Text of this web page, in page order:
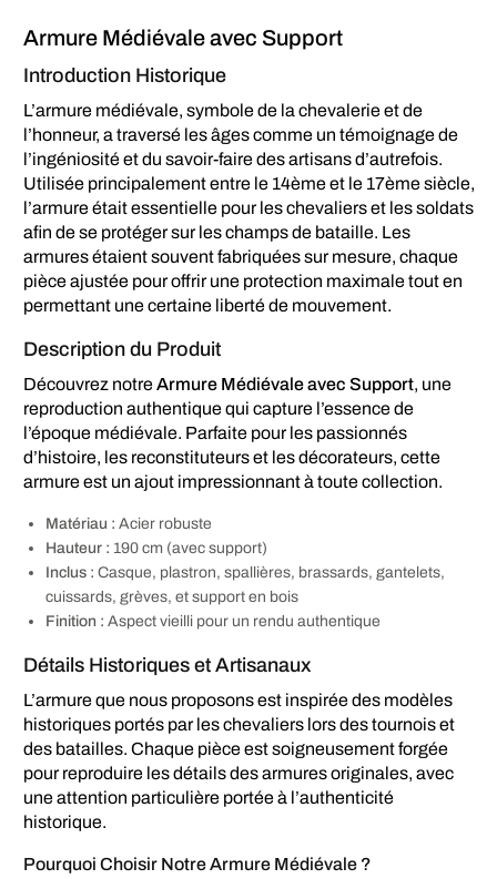
Armure Médiévale avec Support
Introduction Historique
L’armure médiévale, symbole de la chevalerie et de
l’honneur, a traversé les âges comme un témoignage de
l’ingéniosité et du savoir-faire des artisans d’autrefois.
Utilisée principalement entre le 14ème et le 17ème siècle,
l’armure était essentielle pour les chevaliers et les soldats
afin de se protéger sur les champs de bataille. Les
armures étaient souvent fabriquées sur mesure, chaque
pièce ajustée pour offrir une protection maximale tout en
permettant une certaine liberté de mouvement.
Description du Produit
Découvrez notreArmure Médiévale avec Support, une
reproduction authentique qui capture l’essence de
l’époque médiévale. Parfaite pour les passionnés
d’histoire, les reconstituteurs et les décorateurs, cette
armure est un ajout impressionnant à toute collection.
Matériau : Acier robuste
Hauteur : 190 cm (avec support)
Inclus : Casque, plastron, spallières, brassards, gantelets,
cuissards, grèves, et support en bois
Finition : Aspect vieilli pour un rendu authentique
Détails Historiques et Artisanaux
L’armure que nous proposons est inspirée des modèles
historiques portés par les chevaliers lors des tournois et
des batailles. Chaque pièce est soigneusement forgée
pour reproduire les détails des armures originales, avec
une attention particulière portée à l’authenticité
historique.
Pourquoi Choisir Notre Armure Médiévale ?